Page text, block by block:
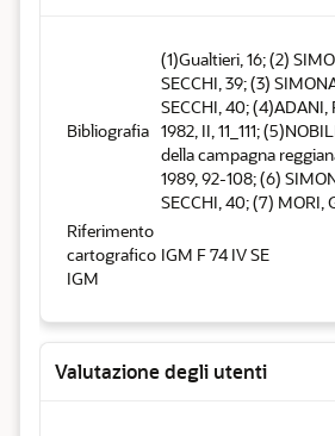
Bibliografia
(1)Gualtieri, 16; (2)
SECCHI, 39; (3)
SECCHI, 40; (4)ADANI,
1982, II, 11_111;
della campagna
1989, 92-108; (6)
SECCHI, 40; (7) MORI,
Riferimento
cartografico
IGM
IGM F 74 IV SE
Valutazione degli utenti